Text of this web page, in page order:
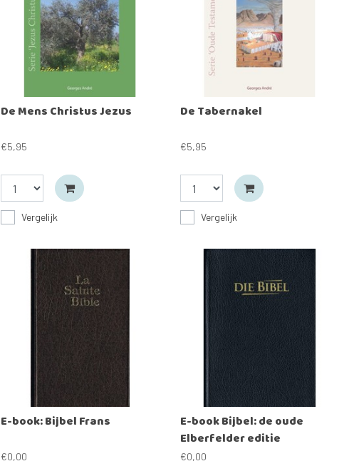
De Mens Christus Jezus
€5,95
Vergelijk
De Tabernakel
€5,95
Vergelijk
E-book: Bijbel Frans
€0,00
E-book Bijbel: de oude
Elberfelder editie
€0,00